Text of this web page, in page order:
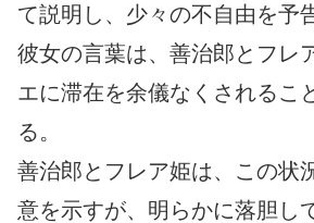
て説明し、少々の不自由を予
彼女の言葉は、善治郎とフレ
エに滞在を余儀なくされるこ
る。
善治郎とフレア姫は、この状
意を示すが、明らかに落胆し